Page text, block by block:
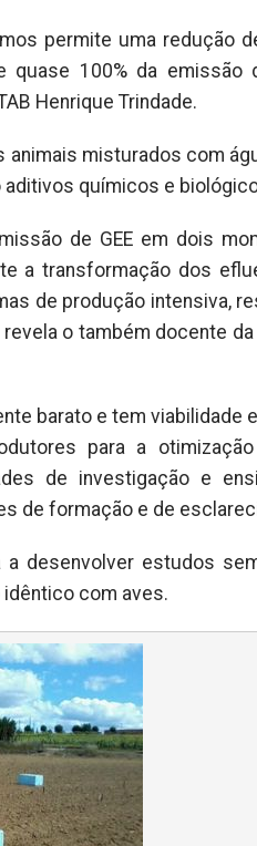
permite uma redução
quase 100% da
Henrique Trindade.
misturados com
químicos e
de GEE em dois
a transformação dos
de produção intensiva,
o também docente
barato e tem viabilidade
para a
de investigação e
de formação e de
desenvolver estudos
com aves.